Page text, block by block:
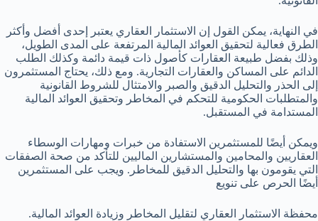
في النهاية، يمكن القول إن الاستثمار العقاري يعتبر إحدى أفضل وأكثر
الطرق فعالية لتحقيق العوائد المالية المرتفعة على المدى الطويل،
وذلك بفضل طبيعة العقارات كأصول ذات قيمة دائمة وكذلك الطلب
الدائم على المساكن والعقارات التجارية. ومع ذلك، يحتاج المستثمرون
إلى الحذر والتحليل الدقيق والصبر والامتثال للشروط القانونية
والمتطلبات الحكومية للتحكم في المخاطر وتحقيق العوائد المالية
المستدامة في المستقبل.
ويمكن أيضًا للمستثمرين الاستفادة من خبرات ومهارات الوسطاء
العقاريين والمحامين والمستشارين الماليين للتأكد من صحة الصفقات
التي يقومون بها والتحليل الدقيق للمخاطر. ويجب على المستثمرين
أيضًا الحرص على تنويع
محفظة الاستثمار العقاري لتقليل المخاطر وزيادة العوائد المالية.